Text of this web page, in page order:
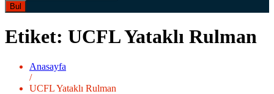
Bul
Etiket: UCFL Yataklı Rulman
Anasayfa
/
UCFL Yataklı Rulman